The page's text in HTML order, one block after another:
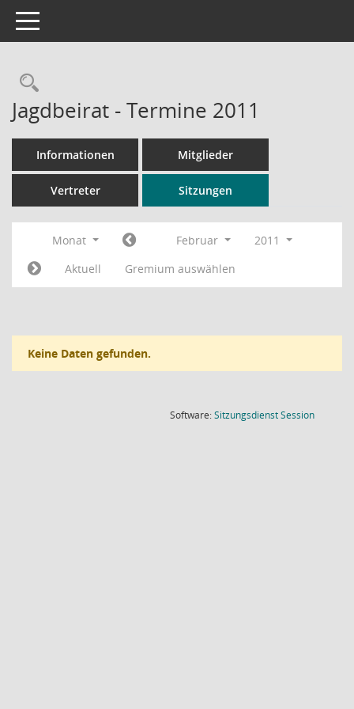
Toggle navigation
Rechercheauswahl
Jagdbeirat - Termine 2011
Informationen Mitglieder
Vertreter Sitzungen
Monat Februar
2011
Aktuell
Gremium auswählen
Keine Daten gefunden.
Software:SitzungsdienstSession(Wird in